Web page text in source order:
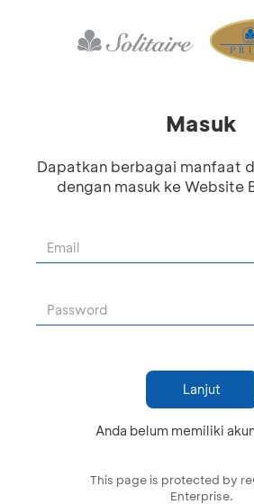
Masuk
Dapatkan berbagai manfaat
dengan masuk ke Website
Lanjut
Anda belum memiliki
This page is protected by
Enterprise.